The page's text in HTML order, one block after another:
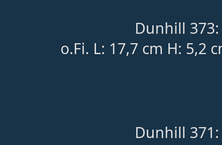
Dunhill
o.Fi. L: 17,7 cm H: 5,2
Dunhill